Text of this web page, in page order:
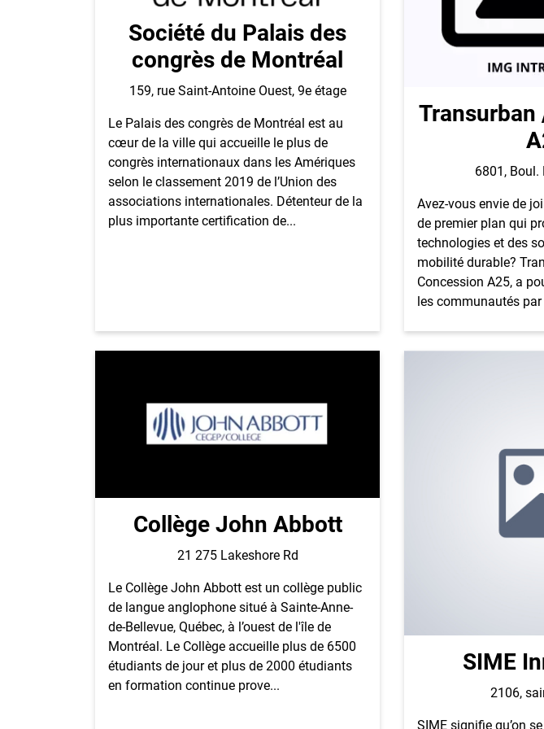
Société du Palais des
congrès de Montréal
159, rue Saint-Antoine Ouest, 9e étage
Le Palais des congrès de Montréal est au
cœur de la ville qui accueille le plus de
congrès internationaux dans les Amériques
selon le classement 2019 de l’Union des
associations internationales. Détenteur de la
plus importante certification de...
Transurban
6801, Boul.
Avez-vous envie de
de premier plan qui
technologies et des
mobilité durable?
Concession A25, a
les communautés par
Collège John Abbott
21 275 Lakeshore Rd
Le Collège John Abbott est un collège public
de langue anglophone situé à Sainte-Anne-
de-Bellevue, Québec, à l’ouest de l'île de
Montréal. Le Collège accueille plus de 6500
étudiants de jour et plus de 2000 étudiants
en formation continue prove...
SIME
2106,
SIME signifie qu’on